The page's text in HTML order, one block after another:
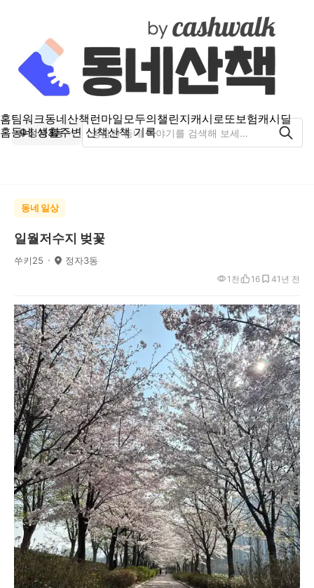
홈팀워크동네산책런마일모두의챌린지캐시로또보험캐시딜
홈동네 생활주변 산책산책 기록
정자3동
동네 일상
일월저수지 벚꽃
쑤키25 정자3동
1년 전
1천 16 4